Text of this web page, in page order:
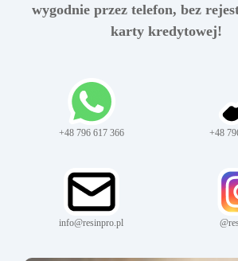
wygodnie przez telefon, bez
karty kredytowej!
+48 796 617 366 +48
info@resinpro.pl